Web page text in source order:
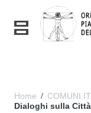
Vai ai contenuti
Vai al menu di
Vai al footer
Toggle
Home / COMUNI
Dialoghi sulla